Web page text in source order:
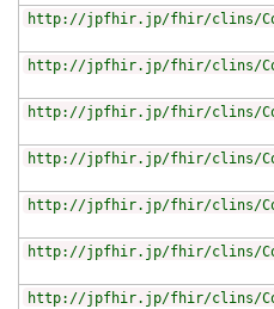
http://jpfhir.jp/fhir/clins/
http://jpfhir.jp/fhir/clins/
http://jpfhir.jp/fhir/clins/
http://jpfhir.jp/fhir/clins/
http://jpfhir.jp/fhir/clins/
http://jpfhir.jp/fhir/clins/
http://jpfhir.jp/fhir/clins/